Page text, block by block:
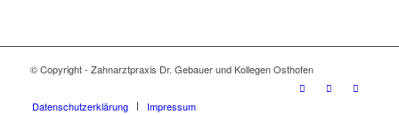
© Copyright - Zahnarztpraxis Dr. Gebauer und Kollegen Osthofen
Datenschutzerklärung Impressum